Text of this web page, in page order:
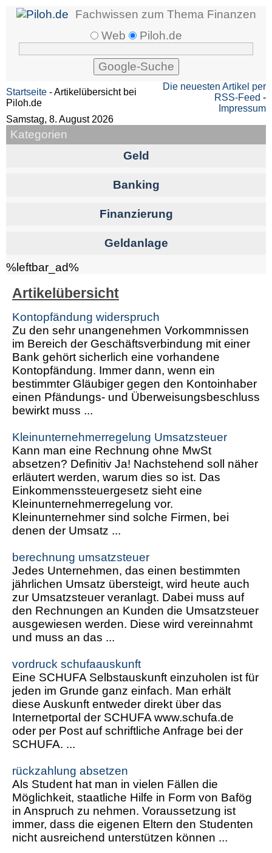
Fachwissen zum Thema Finanzen
Web
Piloh.de
Startseite - Artikelübersicht bei
Piloh.de
Die neuesten Artikel per
RSS-Feed -
Impressum
Samstag, 8. August 2026
Kategorien
Geld
Banking
Finanzierung
Geldanlage
%leftbar_ad%
Artikelübersicht
Kontopfändung widerspruch
Zu den sehr unangenehmen Vorkommnissen
im Bereich der Geschäftsverbindung mit einer
Bank gehört sicherlich eine vorhandene
Kontopfändung. Immer dann, wenn ein
bestimmter Gläubiger gegen den Kontoinhaber
einen Pfändungs- und Überweisungsbeschluss
bewirkt muss ...
Kleinunternehmerregelung Umsatzsteuer
Kann man eine Rechnung ohne MwSt
absetzen? Definitiv Ja! Nachstehend soll näher
erläutert werden, warum dies so ist. Das
Einkommenssteuergesetz sieht eine
Kleinunternehmerregelung vor.
Kleinunternehmer sind solche Firmen, bei
denen der Umsatz ...
berechnung umsatzsteuer
Jedes Unternehmen, das einen bestimmten
jährlichen Umsatz übersteigt, wird heute auch
zur Umsatzsteuer veranlagt. Dabei muss auf
den Rechnungen an Kunden die Umsatzsteuer
ausgewiesen werden. Diese wird vereinnahmt
und muss an das ...
vordruck schufaauskunft
Eine SCHUFA Selbstauskunft einzuholen ist für
jeden im Grunde ganz einfach. Man erhält
diese Auskunft entweder direkt über das
Internetportal der SCHUFA www.schufa.de
oder per Post auf schriftliche Anfrage bei der
SCHUFA. ...
rückzahlung absetzen
Als Student hat man in vielen Fällen die
Möglichkeit, staatliche Hilfe in Form von Bafög
in Anspruch zu nehmen. Voraussetzung ist
immer, dass die eigenen Eltern den Studenten
nicht ausreichend unterstützen können ...